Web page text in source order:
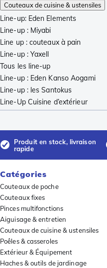
Couteaux de cuisine & ustensiles
Line-up: Eden Elements
Line-up : Miyabi
Line up : couteaux à pain
Line-up : Yaxell
Tous les line-up
Line-up : Eden Kanso Aogami
Line-up : les Santokus
Line-Up Cuisine d’extérieur
Produit en stock, livraison
rapide
Catégories
Couteaux de poche
Couteaux fixes
Pinces multifonctions
Aiguisage & entretien
Couteaux de cuisine & ustensiles
Poêles & casseroles
Extérieur & Équipement
Haches & outils de jardinage